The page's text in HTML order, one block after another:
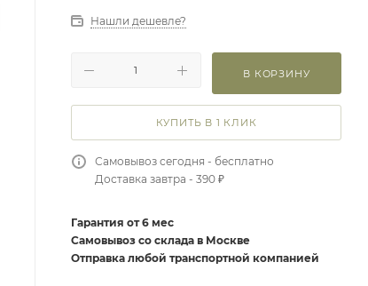
Нашли дешевле?
В КОРЗИНУ
КУПИТЬ В 1 КЛИК
Самовывоз сегодня - бесплатно
Доставка завтра - 390 ₽
Гарантия от 6 мес
Самовывоз со склада в Москве
Отправка любой транспортной компанией